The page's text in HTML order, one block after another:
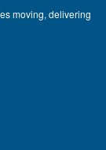
moving, delivering